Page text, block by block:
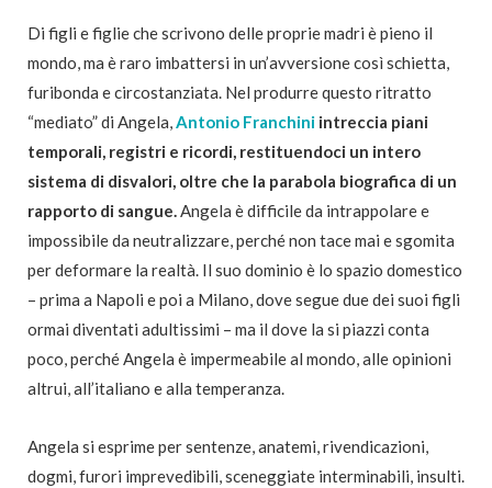
Di figli e figlie che scrivono delle proprie madri è pieno il
mondo, ma è raro imbattersi in un’avversione così schietta,
furibonda e circostanziata. Nel produrre questo ritratto
“mediato” di Angela,Antonio Franchini intreccia piani
temporali, registri e ricordi, restituendoci un intero
sistema di disvalori, oltre che la parabola biografica di un
rapporto di sangue.Angela è difficile da intrappolare e
impossibile da neutralizzare, perché non tace mai e sgomita
per deformare la realtà. Il suo dominio è lo spazio domestico
– prima a Napoli e poi a Milano, dove segue due dei suoi figli
ormai diventati adultissimi – ma il dove la si piazzi conta
poco, perché Angela è impermeabile al mondo, alle opinioni
altrui, all’italiano e alla temperanza.
Angela si esprime per sentenze, anatemi, rivendicazioni,
dogmi, furori imprevedibili, sceneggiate interminabili, insulti.